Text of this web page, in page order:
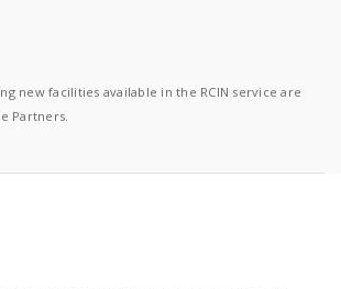
new facilities available in the RCIN service are
Partners.